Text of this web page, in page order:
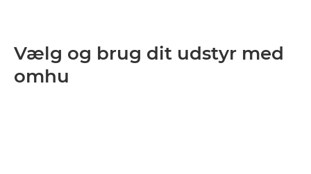
Vælg og brug dit udstyr med
omhu